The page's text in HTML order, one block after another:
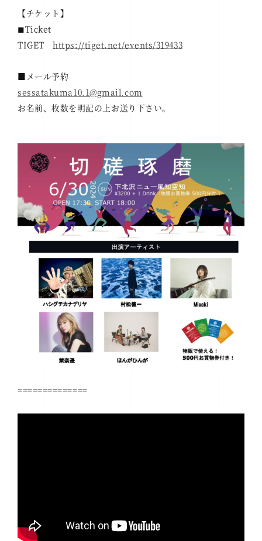
【チケット】
◼︎Ticket
TIGEThttps://tiget.net/events/319433
■メール予約
sessatakuma10.1@gmail.com
お名前、枚数を明記の上お送り下さい。
==============